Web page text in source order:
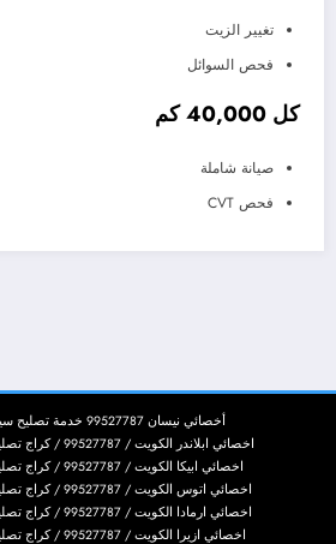
تغيير الزيت
فحص السوائل
كل 40,000 كم
صيانة شاملة
فحص CVT
أخصائي نيسان 99527787 خدمة تصليح سيارات نيسان
اخصائي ابلاندر الكويت / 99527787 / كراج تصليح سيارات ابلاندر
اخصائي ابيكا الكويت / 99527787 / كراج تصليح سيارات ابيكا
اخصائي اتوس الكويت / 99527787 / كراج تصليح سيارات اتوس
اخصائي ارمادا الكويت / 99527787 / كراج تصليح سيارات ارمادا
اخصائي ازيرا الكويت / 99527787 / كراج تصليح سيارات ازيرا